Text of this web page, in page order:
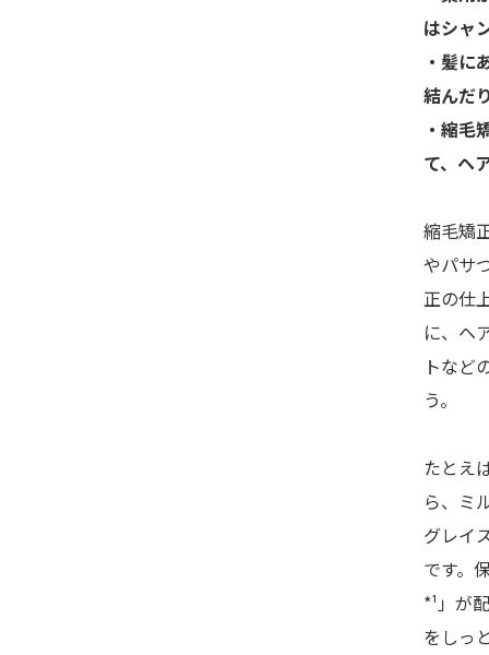
はシャ
・髪に
結んだ
・縮毛
て、ヘ
縮毛矯
やパサ
正の仕
に、ヘ
トなど
う。
たとえ
ら、ミ
グレイ
です。
*¹」が
をしっ